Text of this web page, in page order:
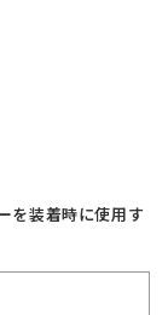
を装着時に使用す